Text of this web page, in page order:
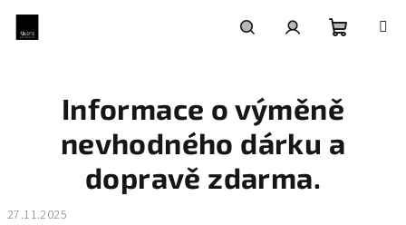
obsah
košík
Informace o výměně
nevhodného dárku a
dopravě zdarma.
27.11.2025